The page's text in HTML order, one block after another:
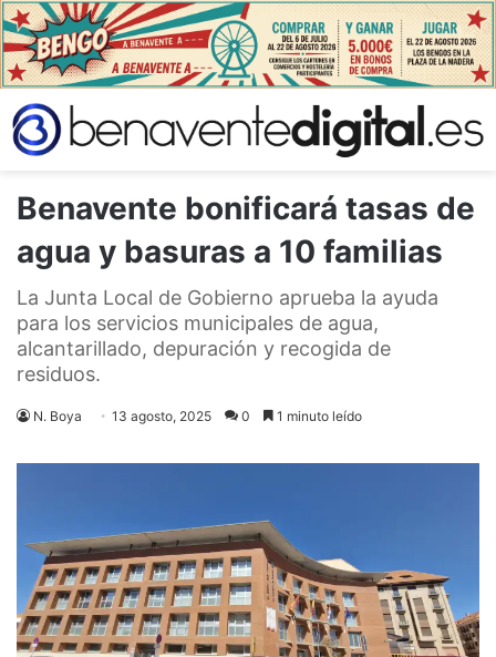
Benavente bonificará tasas de
agua y basuras a 10 familias
La Junta Local de Gobierno aprueba la ayuda
para los servicios municipales de agua,
alcantarillado, depuración y recogida de
residuos.
N. Boya 13 agosto, 2025 0 1 minuto leído